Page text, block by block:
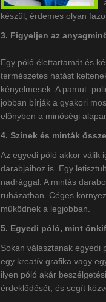
készül, érdemes olyan
3. Figyeljen az
Egy póló élettartamát és
természetes hatást
kényelmesek. A
jobban bírják a gyakori
előnyben a minőségi
4. Színek és minták
Az egyedi póló akkor válik
darabjaihoz is. Egy
nadrággal. A mintás
ruházatban. Céges
működnek a legjobban.
5. Egyedi póló, mint
Sokan választanak egyedi
egy kreatív grafika vagy
ilyen póló akár
érdeklődését, és segít